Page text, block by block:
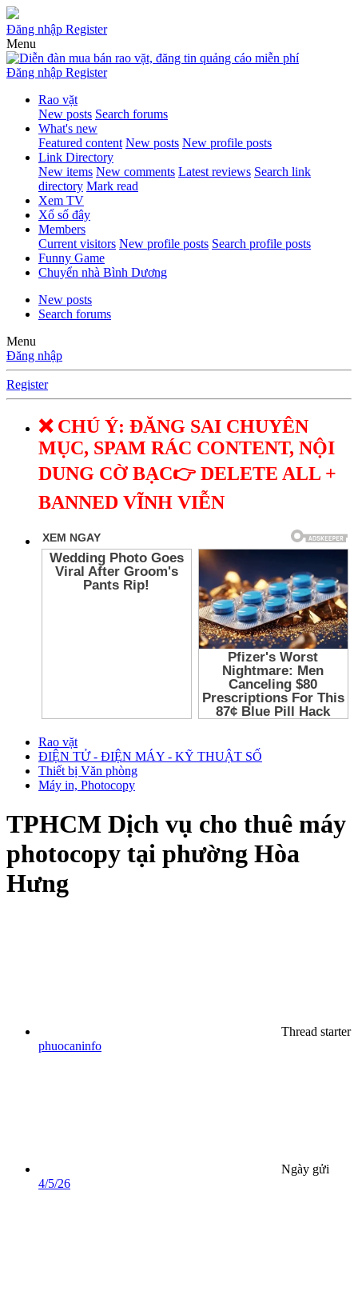
Đăng nhập Register
Menu
Đăng nhập Register
Rao vặt
New posts Search forums
What's new
Featured content New posts New profile posts
Link Directory
New items New comments Latest reviews Search link
directory Mark read
Xem TV
Xổ số đây
Members
Current visitors New profile posts Search profile posts
Funny Game
Chuyển nhà Bình Dương
New posts
Search forums
Menu
Đăng nhập
Register
❌ CHÚ Ý: ĐĂNG SAI CHUYÊN
MỤC, SPAM RÁC CONTENT, NỘI
DUNG CỜ BẠC👉 DELETE ALL +
BANNED VĨNH VIỄN
Rao vặt
ĐIỆN TỬ - ĐIỆN MÁY - KỸ THUẬT SỐ
Thiết bị Văn phòng
Máy in, Photocopy
TPHCM Dịch vụ cho thuê máy
photocopy tại phường Hòa
Hưng
Thread starter
phuocaninfo
Ngày gửi
4/5/26